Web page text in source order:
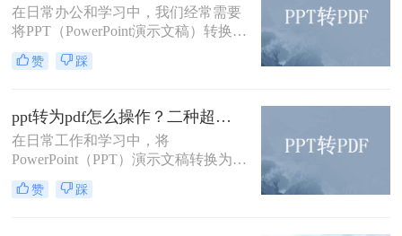
成pdf的多种方法。
在日常办公和学习中，我们经常需要
将PPT（PowerPoint演示文稿）转换为
PDF格式，以便于分享、打印或存
档。那么电脑怎么ppt转pdf呢？本文
赞 踩
ppt转为pdf怎么操作？二种超实用转换方法分享！
在日常工作和学习中，将
PowerPoint（PPT）演示文稿转换为
PDF格式的需求非常普遍。这样做不
仅能够确保文件在不同设备上的展示
赞 踩